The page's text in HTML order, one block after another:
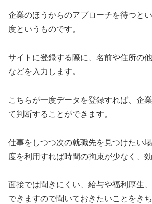
企業のほうからのアプローチを待つと
度というものです。
サイトに登録する際に、名前や住所の
などを入力します。
こちらが一度データを登録すれば、企
て判断することができます。
仕事をしつつ次の就職先を見つけたい
度を利用すれば時間の拘束が少なく、
面接では聞きにくい、給与や福利厚生
できますので聞いておきたいことをき